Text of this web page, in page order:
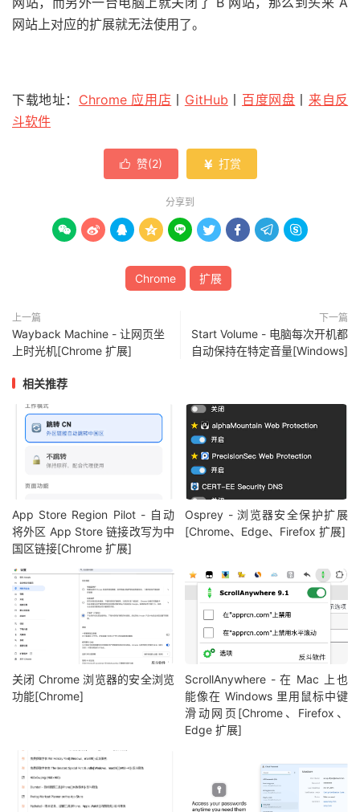
网站上对应的扩展就无法使用了。
下载地址： Chrome 应用店 丨 GitHub 丨 百度网盘 丨 来自反
斗软件
 赞(2)  打赏
分享到
        
Chrome 扩展
上一篇
Wayback Machine - 让网页坐
上时光机[Chrome 扩展]
下一篇
Start Volume - 电脑每次开机都
自动保持在特定音量[Windows]
相关推荐
App Store Region Pilot - 自动
将外区 App Store 链接改写为中
国区链接[Chrome 扩展]
Osprey - 浏览器安全保护扩展
[Chrome、Edge、Firefox 扩展]
关闭 Chrome 浏览器的安全浏览
功能[Chrome]
ScrollAnywhere - 在 Mac 上也
能像在 Windows 里用鼠标中键
滑动网页[Chrome、Firefox、
Edge 扩展]